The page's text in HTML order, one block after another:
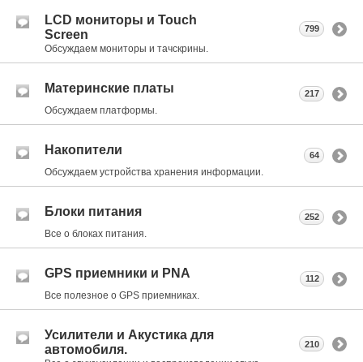
LCD мониторы и Touch
Screen
Обсуждаем мониторы и тачскрины.
799
Материнские платы
Обсуждаем платформы.
217
Накопители
Обсуждаем устройства хранения информации.
64
Блоки питания
Все о блоках питания.
252
GPS приемники и PNA
Все полезное о GPS приемниках.
112
Усилители и Акустика для
автомобиля.
210